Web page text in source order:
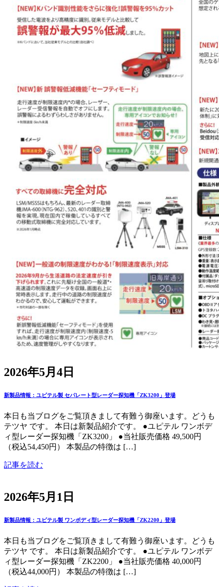
2026年5月4日
新製品情報：ユピテル製 セパレート型レーダー探知機「ZK3200」登場
本日も当ブログをご覧頂きまして有難う御座います。どうも
テツヤ です。 本日は新製品紹介です。 ●ユピテル ワンボデ
ィ型レーダー探知機「ZK3200」 ●当社販売価格 49,500円
（税込54,450円） 本製品の特徴は […]
記事を読む
2026年5月1日
新製品情報：ユピテル製 ワンボディ型レーダー探知機「ZK2200」登場
本日も当ブログをご覧頂きまして有難う御座います。どうも
テツヤ です。 本日は新製品紹介です。 ●ユピテル ワンボデ
ィ型レーダー探知機「ZK2200」 ●当社販売価格 40,000円
（税込44,000円） 本製品の特徴は […]